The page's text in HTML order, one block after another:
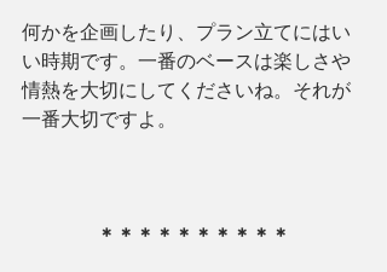
何かを企画したり、プラン立てにはい
い時期です。一番のベースは楽しさや
情熱を大切にしてくださいね。それが
一番大切ですよ。
＊＊＊＊＊＊＊＊＊＊